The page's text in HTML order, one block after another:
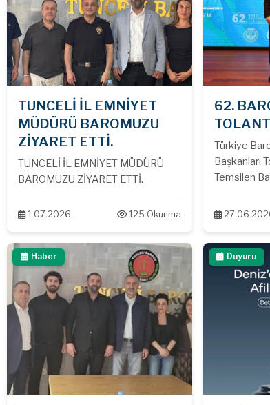
TUNCELİ İL EMNİYET
MÜDÜRÜ BAROMUZU
ZİYARET ETTİ.
TUNCELİ İL EMNİYET MÜDÜRÜ
BAROMUZU ZİYARET ETTİ.
1.07.2026 125 Okunma
62.
Türkiye
Başkanları
Temsilen
Sağlamıştır.
Haber Duyuru